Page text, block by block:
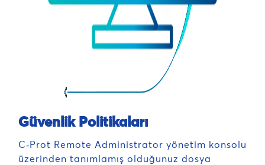
Güvenlik Politikaları
C‑Prot Remote Administrator yönetim konsolu
üzerinden tanımlamış olduğunuz dosya